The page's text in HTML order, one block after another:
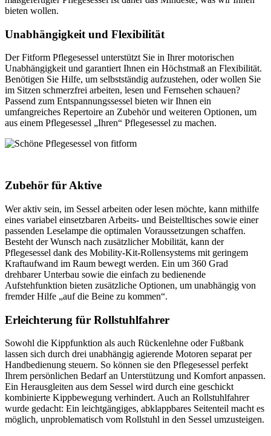
bieten wollen.
Unabhängigkeit und Flexibilität
Der Fitform Pflegesessel unterstützt Sie in Ihrer motorischen
Unabhängigkeit und garantiert Ihnen ein Höchstmaß an Flexibilität.
Benötigen Sie Hilfe, um selbstständig aufzustehen, oder wollen Sie
im Sitzen schmerzfrei arbeiten, lesen und Fernsehen schauen?
Passend zum Entspannungssessel bieten wir Ihnen ein
umfangreiches Repertoire an Zubehör und weiteren Optionen, um
aus einem Pflegesessel „Ihren“ Pflegesessel zu machen.
Zubehör für Aktive
Wer aktiv sein, im Sessel arbeiten oder lesen möchte, kann mithilfe
eines variabel einsetzbaren Arbeits- und Beistelltisches sowie einer
passenden Leselampe die optimalen Voraussetzungen schaffen.
Besteht der Wunsch nach zusätzlicher Mobilität, kann der
Pflegesessel dank des Mobility-Kit-Rollensystems mit geringem
Kraftaufwand im Raum bewegt werden. Ein um 360 Grad
drehbarer Unterbau sowie die einfach zu bedienende
Aufstehfunktion bieten zusätzliche Optionen, um unabhängig von
fremder Hilfe „auf die Beine zu kommen“.
Erleichterung für Rollstuhlfahrer
Sowohl die Kippfunktion als auch Rückenlehne oder Fußbank
lassen sich durch drei unabhängig agierende Motoren separat per
Handbedienung steuern. So können sie den Pflegesessel perfekt
Ihrem persönlichen Bedarf an Unterstützung und Komfort anpassen.
Ein Herausgleiten aus dem Sessel wird durch eine geschickt
kombinierte Kippbewegung verhindert. Auch an Rollstuhlfahrer
wurde gedacht: Ein leichtgängiges, abklappbares Seitenteil macht es
möglich, unproblematisch vom Rollstuhl in den Sessel umzusteigen.